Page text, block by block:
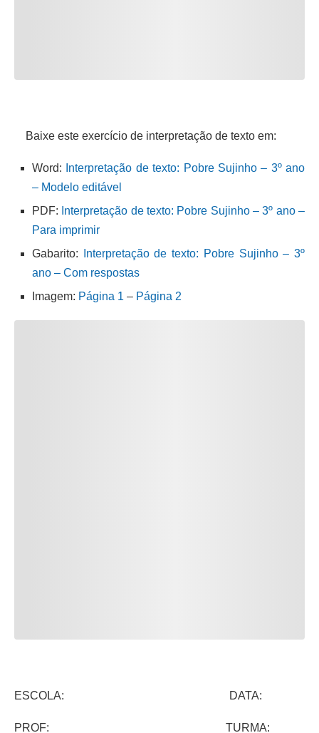
Baixe este exercício de interpretação de texto em:
Word:
Interpretação de texto: Pobre Sujinho – 3º ano
– Modelo editável
PDF: Interpretação de texto: Pobre Sujinho – 3º ano –
Para imprimir
Gabarito:
Interpretação de texto: Pobre Sujinho – 3º
ano – Com respostas
Imagem: Página 1 – Página 2
ESCOLA: DATA:
PROF: TURMA: